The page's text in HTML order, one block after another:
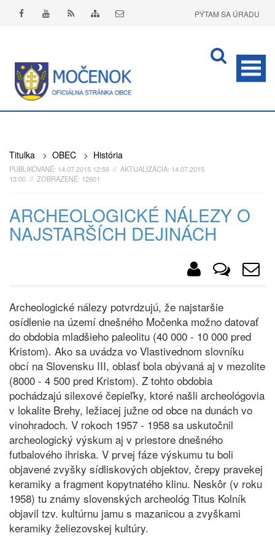
PÝTAM SA ÚRADU
Titulka > OBEC > História
PUBLIKOVANÉ: 14.07.2015 12:59 // AKTUALIZÁCIA: 14.07.2015
13:00 // ZOBRAZENÉ: 12601
ARCHEOLOGICKÉ NÁLEZY O
NAJSTARŠÍCH DEJINÁCH
Archeologické nálezy potvrdzujú, že najstaršie
osídlenie na území dnešného Močenka možno datovať
do obdobia mladšieho paleolitu (40 000 - 10 000 pred
Kristom). Ako sa uvádza vo Vlastivednom slovníku
obcí na Slovensku III, oblasť bola obývaná aj v mezolite
(8000 - 4 500 pred Kristom). Z tohto obdobia
pochádzajú silexové čepieľky, ktoré našli archeológovia
v lokalite Brehy, ležiacej južne od obce na dunách vo
vinohradoch. V rokoch 1957 - 1958 sa uskutočnil
archeologický výskum aj v priestore dnešného
futbalového ihriska. V prvej fáze výskumu tu boli
objavené zvyšky sídliskových objektov, črepy pravekej
keramiky a fragment kopytnatého klinu. Neskôr (v roku
1958) tu známy slovenských archeológ Titus Kolník
objavil tzv. kultúrnu jamu s mazanicou a zvyškami
keramiky želiezovskej kultúry.